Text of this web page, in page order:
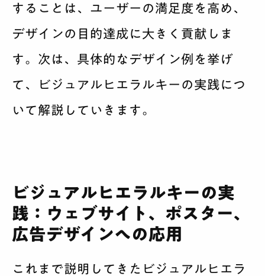
することは、ユーザーの満足度を高め、
デザインの目的達成に大きく貢献しま
す。次は、具体的なデザイン例を挙げ
て、ビジュアルヒエラルキーの実践につ
いて解説していきます。
ビジュアルヒエラルキーの実
践：ウェブサイト、ポスター、
広告デザインへの応用
これまで説明してきたビジュアルヒエラ